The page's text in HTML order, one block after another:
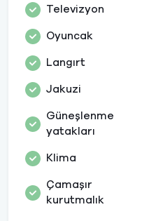
Televizyon
Oyuncak
Langırt
Jakuzi
Güneşlenme
yatakları
Klima
Çamaşır
kurutmalık